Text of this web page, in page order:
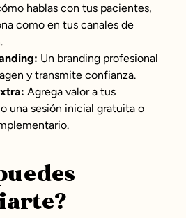
hablas con tus pacientes,
como en tus canales de
Un branding profesional
y transmite confianza.
Agrega valor a tus
una sesión inicial gratuita o